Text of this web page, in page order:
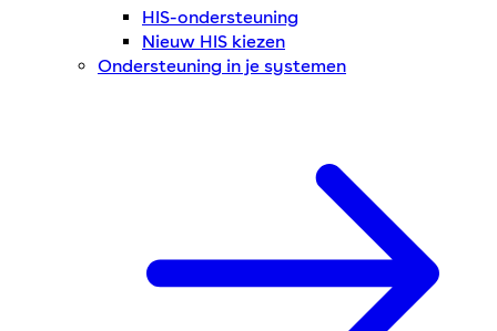
HIS-ondersteuning
Nieuw HIS kiezen
Ondersteuning in je systemen